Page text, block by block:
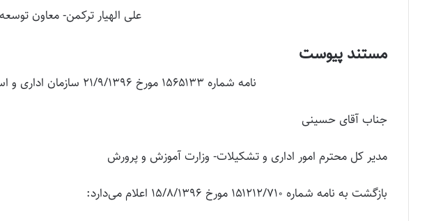
علی الهیار ترکمن- معاون
مستند پیوست
نامه شماره ۱۵۶۵۱۳۳ مورخ ۲۱/۹/۱۳۹۶ سازمان اداری و استخدامی کشور
جناب آقای حسینی
مدیر کل محترم امور اداری و تشکیلات- وزارت آموزش و پرورش
بازگشت به نامه شماره ۱۵۱۲۱۲/۷۱۰ مورخ ۱۵/۸/۱۳۹۶ اعلام می‌دارد: